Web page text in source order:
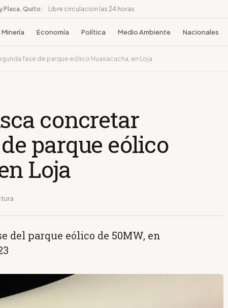
Placa, Quito: Libre circulacion las 24 horas
Minería Economía Política Medio Ambiente Nacionales
fase de parque eólico Huasacacha, en Loja
concretar
parque eólico
Loja
del parque eólico de 50MW, en